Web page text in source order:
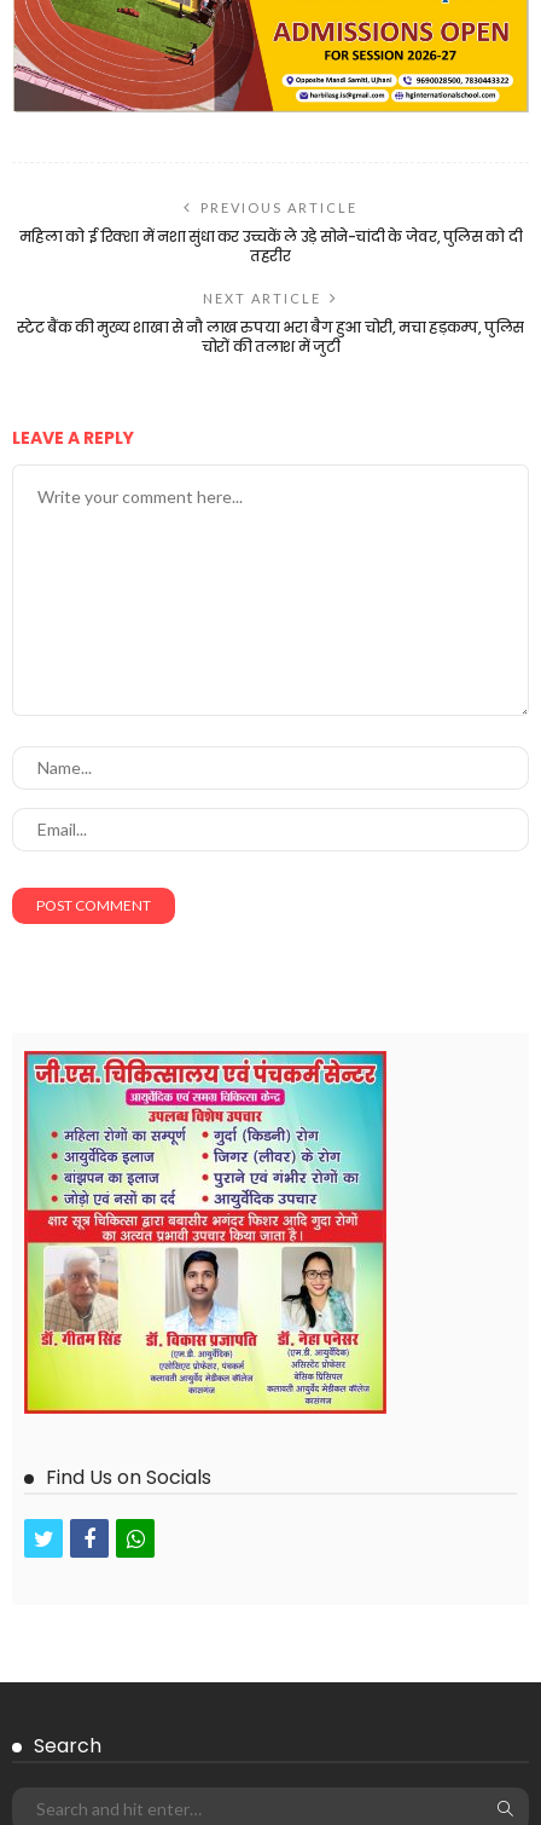
PREVIOUS ARTICLE
महिला को ई रिक्शा में नशा सुंधा कर उच्चकें ले उड़े सोने-चांदी के जेवर, पुलिस को दी
तहरीर
NEXT ARTICLE
स्टेट बैंक की मुख्य शाखा से नौ लाख रुपया भरा बैग हुआ चोरी, मचा हड़कम्प, पुलिस
चोरों की तलाश में जुटी
LEAVE A REPLY
Find Us on Socials
twitterfacebookwhatsapp
Search